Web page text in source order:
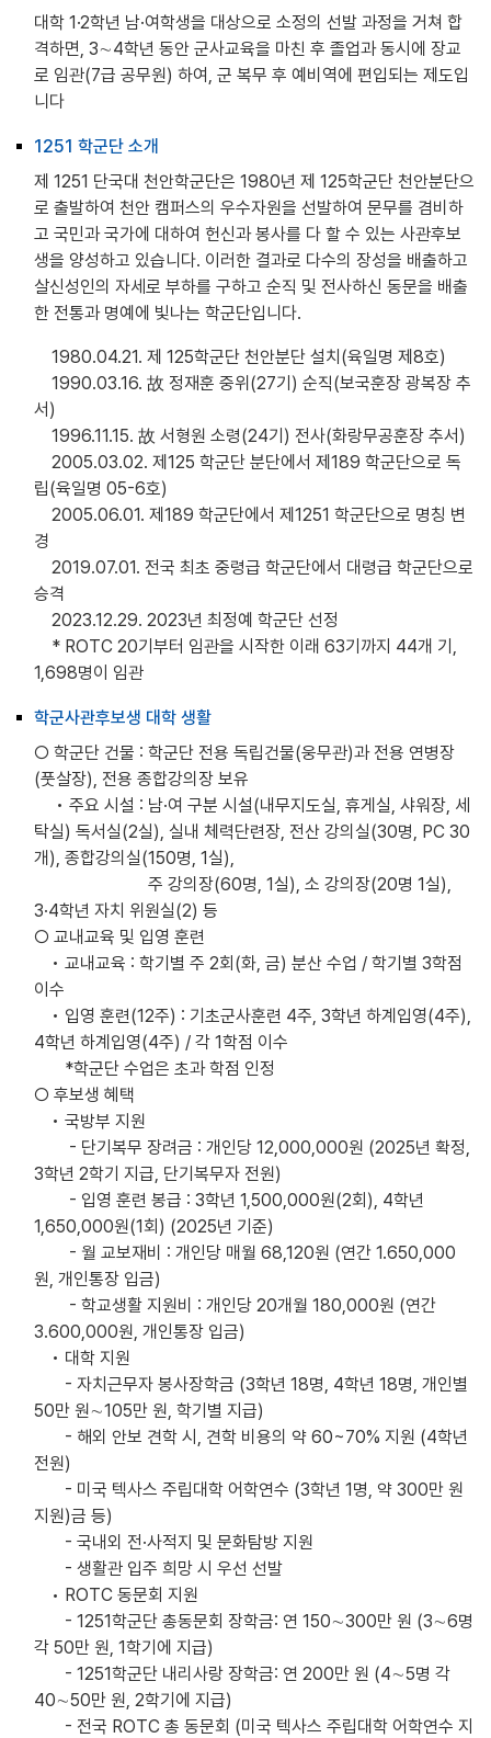
대학 1·2학년 남·여학생을 대상으로 소정의 선발 과정을 거쳐 합
격하면, 3∼4학년 동안 군사교육을 마친 후 졸업과 동시에 장교
로 임관(7급 공무원) 하여, 군 복무 후 예비역에 편입되는 제도입
니다
1251 학군단 소개
제 1251 단국대 천안학군단은 1980년 제 125학군단 천안분단으
로 출발하여 천안 캠퍼스의 우수자원을 선발하여 문무를 겸비하
고 국민과 국가에 대하여 헌신과 봉사를 다 할 수 있는 사관후보
생을 양성하고 있습니다. 이러한 결과로 다수의 장성을 배출하고
살신성인의 자세로 부하를 구하고 순직 및 전사하신 동문을 배출
한 전통과 명예에 빛나는 학군단입니다.
1980.04.21. 제 125학군단 천안분단 설치(육일명 제8호)
1990.03.16. 故 정재훈 중위(27기) 순직(보국훈장 광복장 추
서)
1996.11.15. 故 서형원 소령(24기) 전사(화랑무공훈장 추서)
2005.03.02. 제125 학군단 분단에서 제189 학군단으로 독
립(육일명 05-6호)
2005.06.01. 제189 학군단에서 제1251 학군단으로 명칭 변
경
2019.07.01. 전국 최초 중령급 학군단에서 대령급 학군단으로
승격
2023.12.29. 2023년 최정예 학군단 선정
* ROTC 20기부터 임관을 시작한 이래 63기까지 44개 기,
1,698명이 임관
학군사관후보생 대학 생활
○ 학군단 건물 : 학군단 전용 독립건물(웅무관)과 전용 연병장
(풋살장), 전용 종합강의장 보유
• 주요 시설 : 남·여 구분 시설(내무지도실, 휴게실, 샤워장, 세
탁실) 독서실(2실), 실내 체력단련장, 전산 강의실(30명, PC 30
개), 종합강의실(150명, 1실),
주 강의장(60명, 1실), 소 강의장(20명 1실),
3·4학년 자치 위원실(2) 등
○ 교내교육 및 입영 훈련
• 교내교육 : 학기별 주 2회(화, 금) 분산 수업 / 학기별 3학점
이수
• 입영 훈련(12주) : 기초군사훈련 4주, 3학년 하계입영(4주),
4학년 하계입영(4주) / 각 1학점 이수
*학군단 수업은 초과 학점 인정
○ 후보생 혜택
• 국방부 지원
- 단기복무 장려금 : 개인당 12,000,000원 (2025년 확정,
3학년 2학기 지급, 단기복무자 전원)
- 입영 훈련 봉급 : 3학년 1,500,000원(2회), 4학년
1,650,000원(1회) (2025년 기준)
- 월 교보재비 : 개인당 매월 68,120원 (연간 1.650,000
원, 개인통장 입금)
- 학교생활 지원비 : 개인당 20개월 180,000원 (연간
3.600,000원, 개인통장 입금)
• 대학 지원
- 자치근무자 봉사장학금 (3학년 18명, 4학년 18명, 개인별
50만 원∼105만 원, 학기별 지급)
- 해외 안보 견학 시, 견학 비용의 약 60~70% 지원 (4학년
전원)
- 미국 텍사스 주립대학 어학연수 (3학년 1명, 약 300만 원
지원)금 등)
- 국내외 전·사적지 및 문화탐방 지원
- 생활관 입주 희망 시 우선 선발
• ROTC 동문회 지원
- 1251학군단 총동문회 장학금: 연 150∼300만 원 (3∼6명
각 50만 원, 1학기에 지급)
- 1251학군단 내리사랑 장학금: 연 200만 원 (4∼5명 각
40∼50만 원, 2학기에 지급)
- 전국 ROTC 총 동문회 (미국 텍사스 주립대학 어학연수 지